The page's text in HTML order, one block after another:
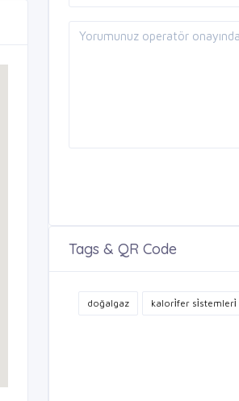
Tags & QR Code
doğalgaz kalori̇fer si̇stemleri̇